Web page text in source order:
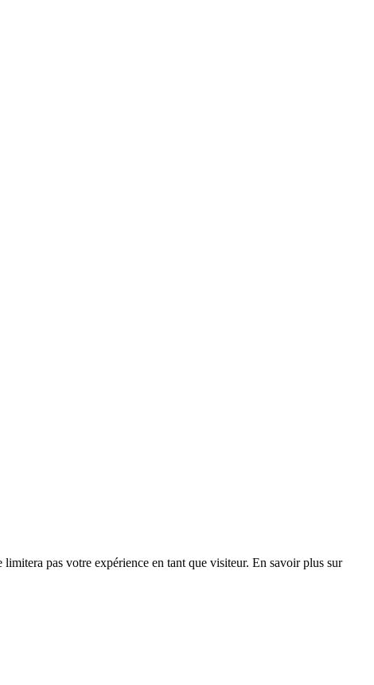
pas votre expérience en tant que visiteur. En savoir plus sur